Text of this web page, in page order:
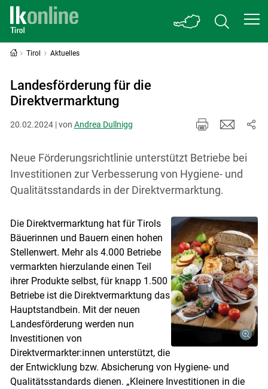
Tirol Aktuelles
Landesförderung für die
Direktvermarktung
20.02.2024 | von Andrea Dullnigg
Neue Förderungsrichtlinie unterstützt Betriebe bei
Investitionen zur Verbesserung von Hygiene- und
Qualitätsstandards in der Direktvermarktung.
Die Direktvermarktung hat für Tirols
Bäuerinnen und Bauern einen hohen
Stellenwert. Mehr als 4.000 Betriebe
vermarkten hierzulande einen Teil
ihrer Produkte selbst, für knapp 1.500
Betriebe ist die Direktvermarktung das
Hauptstandbein. Mit der neuen
Landesförderung werden nun
Investitionen von
Direktvermarkter:innen unterstützt, die
der Entwicklung bzw. Absicherung von Hygiene- und
Qualitätsstandards dienen. „Kleinere Investitionen in die